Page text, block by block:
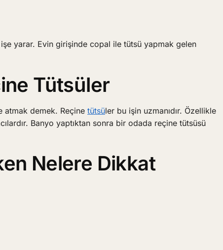
yarar. Evin girişinde copal ile tütsü yapmak gelen
Tütsüler
demek. Reçine tütsüler bu işin uzmanıdır. Özellikle
Banyo yaptıktan sonra bir odada reçine tütsüsü
Nelere Dikkat